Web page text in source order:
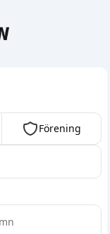
Förening